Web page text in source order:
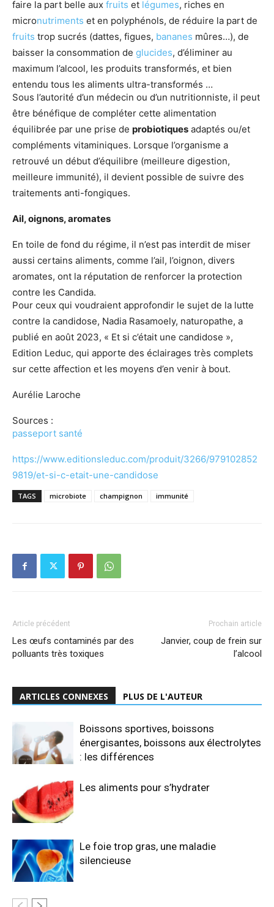
faire la part belle aux fruits et légumes, riches en
micronutriments et en polyphénols, de réduire la part de
fruits trop sucrés (dattes, figues, bananes mûres…), de
baisser la consommation de glucides, d’éliminer au
maximum l’alcool, les produits transformés, et bien
entendu tous les aliments ultra-transformés …
Sous l’autorité d’un médecin ou d’un nutritionniste, il peut
être bénéfique de compléter cette alimentation
équilibrée par une prise de probiotiques adaptés ou/et
compléments vitaminiques. Lorsque l’organisme a
retrouvé un début d’équilibre (meilleure digestion,
meilleure immunité), il devient possible de suivre des
traitements anti-fongiques.
Ail, oignons, aromates
En toile de fond du régime, il n’est pas interdit de miser
aussi certains aliments, comme l’ail, l’oignon, divers
aromates, ont la réputation de renforcer la protection
contre les Candida.
Pour ceux qui voudraient approfondir le sujet de la lutte
contre la candidose, Nadia Rasamoely, naturopathe, a
publié en août 2023, « Et si c’était une candidose »,
Edition Leduc, qui apporte des éclairages très complets
sur cette affection et les moyens d’en venir à bout.
Aurélie Laroche
Sources :
passeport santé
https://www.editionsleduc.com/produit/3266/979102852
9819/et-si-c-etait-une-candidose
TAGS microbiote champignon immunité
Article précédent
Les œufs contaminés par des
polluants très toxiques
Prochain article
Janvier, coup de frein sur
l’alcool
ARTICLES CONNEXES PLUS DE L'AUTEUR
Boissons sportives, boissons
énergisantes, boissons aux électrolytes
: les différences
Les aliments pour s’hydrater
Le foie trop gras, une maladie
silencieuse